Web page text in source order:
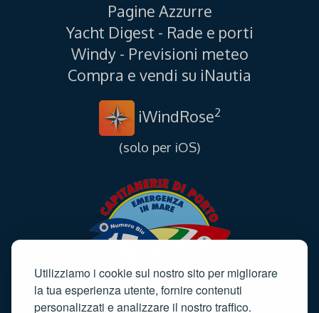
Utilizziamo i cookie sul nostro sito per migliorare
la tua esperienza utente, fornire contenuti
personalizzati e analizzare il nostro traffico.
Pagine Azzurre
Yacht Digest - Rade e porti
Windy - Previsioni meteo
Compra e vendi su iNautia
iWindRose2
(solo per iOS)